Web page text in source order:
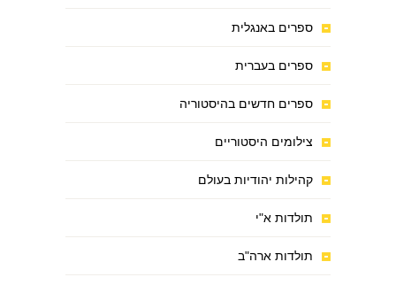
ספרים באנגלית
ספרים בעברית
ספרים חדשים בהיסטוריה
צילומים היסטוריים
קהילות יהודיות בעולם
תולדות א"י
תולדות ארה"ב